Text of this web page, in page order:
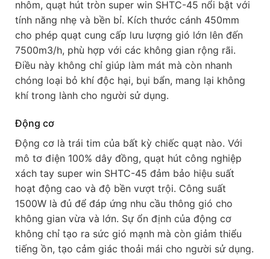
nhôm, quạt hút tròn super win SHTC-45 nổi bật với
tính năng nhẹ và bền bỉ. Kích thước cánh 450mm
cho phép quạt cung cấp lưu lượng gió lớn lên đến
7500m3/h, phù hợp với các không gian rộng rãi.
Điều này không chỉ giúp làm mát mà còn nhanh
chóng loại bỏ khí độc hại, bụi bẩn, mang lại không
khí trong lành cho người sử dụng.
Động cơ
Động cơ là trái tim của bất kỳ chiếc quạt nào. Với
mô tơ điện 100% dây đồng, quạt hút công nghiệp
xách tay super win SHTC-45 đảm bảo hiệu suất
hoạt động cao và độ bền vượt trội. Công suất
1500W là đủ để đáp ứng nhu cầu thông gió cho
không gian vừa và lớn. Sự ổn định của động cơ
không chỉ tạo ra sức gió mạnh mà còn giảm thiểu
tiếng ồn, tạo cảm giác thoải mái cho người sử dụng.